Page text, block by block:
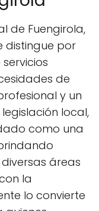
de Fuengirola,
distingue por
de
y un
local,
como una
áreas
la
lo convierte